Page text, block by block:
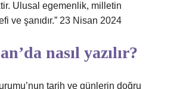
Ulusal egemenlik, milletin
ve şanıdır.” 23 Nisan 2024
nasıl yazılır?
tarih ve günlerin doğru